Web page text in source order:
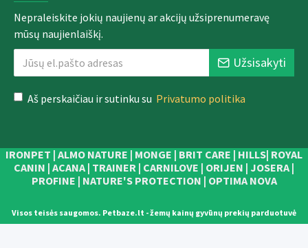
Nepraleiskite jokių naujienų ar akcijų užsiprenumeravę
mūsų naujienlaiškį.
Užsisakyti
Aš perskaičiau ir sutinku su Privatumo politika
IRONPET | ALMO NATURE | MONGE | BRIT CARE | HILLS| ROYAL
CANIN | ACANA | TRAINER | CARNILOVE | ORIJEN | JOSERA |
PROFINE | NATURE'S PROTECTION | OPTIMA NOVA
Visos teisės saugomos. Petbaze.lt - žemų kainų gyvūnų prekių parduotuvė